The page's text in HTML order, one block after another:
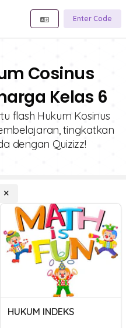
Enter Code
Cosinus
Kelas 6
flash Hukum Kosinus
tingkatkan
dengan Quizizz!
HUKUM INDEKS